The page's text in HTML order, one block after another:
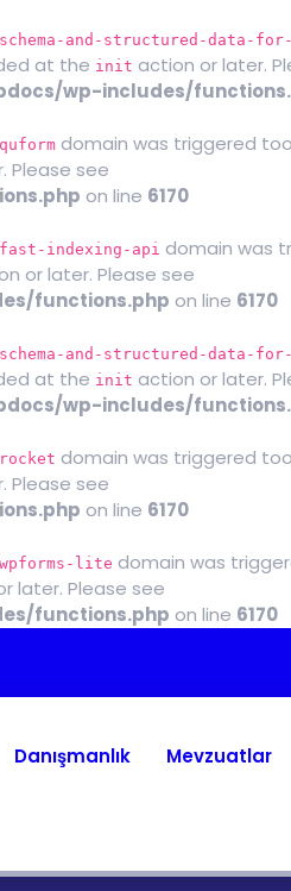
schema-and-structured-data-for-
at the init action or later.
wp-includes/
quform domain was triggered
Please see
on line 6170
fast-indexing-api domain was
or later. Please see
functions.php on line 6170
schema-and-structured-data-for-
at the init action or later.
wp-includes/
rocket domain was triggered
Please see
on line 6170
wpforms-lite domain was
later. Please see
functions.php on line 6170
Danışmanlık Mevzuatlar